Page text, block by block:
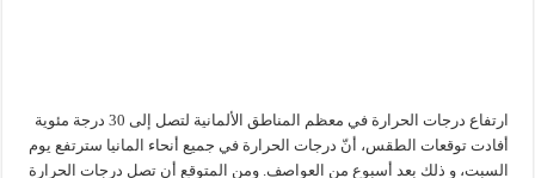
ارتفاع درجات الحرارة في معظم المناطق الألمانية لتصل إلى 30 درجة مئوية
أفادت توقعات الطقس، أنّ درجات الحرارة في جميع أنحاء المانيا سترتفع يوم
السبت، و ذلك بعد أسبوع من العواصف. ومن المتوقع أن تصل درجات الحرارة